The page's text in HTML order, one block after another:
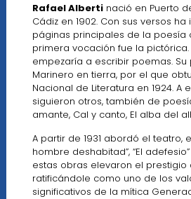
Rafael Albertinació en Puerto
Cádiz en 1902. Con sus versos
páginas principales de la poesía
primera vocación fue la pictórica.
empezaría a escribir poemas.
Marinero en tierra, por el que
Nacional de Literatura en 1924. A
siguieron otros, también de
amante, Cal y canto, El alba del
A partir de 1931 abordó el teatro,
hombre deshabitad”, “El
estas obras elevaron el prestigio
ratificándole como uno de los
significativos de la mítica